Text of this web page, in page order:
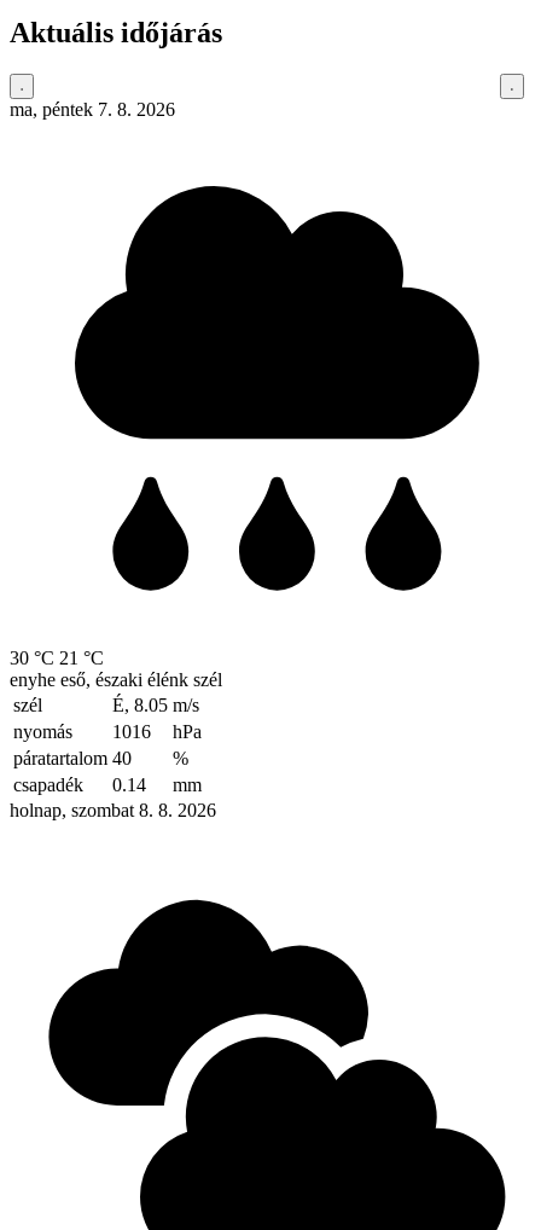
Aktuális időjárás
ma, péntek 7. 8. 2026
30 °C 21 °C
enyhe eső, északi élénk szél
szél
É, 8.05 m/s
nyomás
1016
hPa
páratartalom 40
%
csapadék
0.14
mm
holnap, szombat 8. 8. 2026